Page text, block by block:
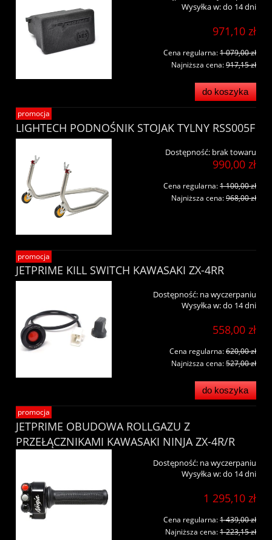
Wysyłka w:do 14 dni
971,10 zł
Cena regularna:1 079,00 zł
Najniższa cena:917,15 zł
do koszyka
LIGHTECH PODNOŚNIK STOJAK TYLNY RSS005F
Dostępność: brak towaru
990,00 zł
Cena regularna:1 100,00 zł
Najniższa cena:968,00 zł
promocja
JETPRIME KILL SWITCH KAWASAKI ZX-4RR
Dostępność: na wyczerpaniu
Wysyłka w:do 14 dni
558,00 zł
Cena regularna:620,00 zł
Najniższa cena:527,00 zł
do koszyka
promocja
JETPRIME OBUDOWA ROLLGAZU Z
PRZEŁĄCZNIKAMI KAWASAKI NINJA ZX-4R/R
Dostępność: na wyczerpaniu
Wysyłka w:do 14 dni
1 295,10 zł
Cena regularna:1 439,00 zł
Najniższa cena:1 223,15 zł
promocja